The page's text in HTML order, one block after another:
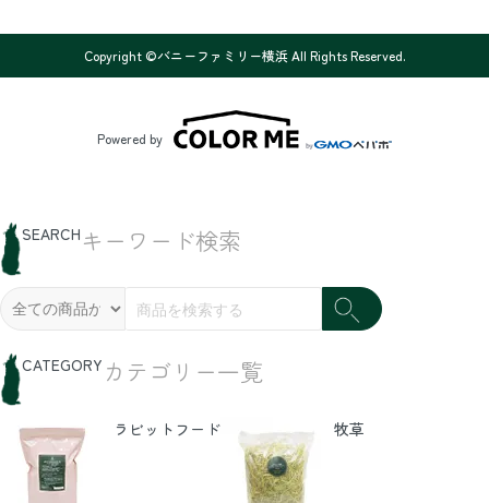
Copyright ©バニーファミリー横浜 All Rights Reserved.
Powered by
SEARCH キーワード検索
CATEGORY カテゴリー一覧
ラビットフード 牧草